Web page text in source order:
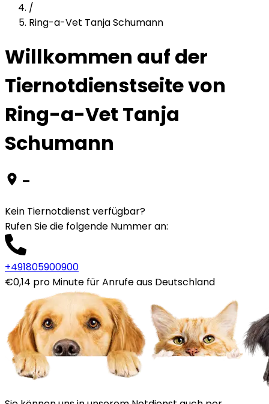
/
Ring-a-Vet Tanja Schumann
Willkommen auf der
Tiernotdienstseite von
Ring-a-Vet Tanja
Schumann
-
Kein Tiernotdienst verfügbar?
Rufen Sie die folgende Nummer an:
+491805900900
€0,14 pro Minute für Anrufe aus Deutschland